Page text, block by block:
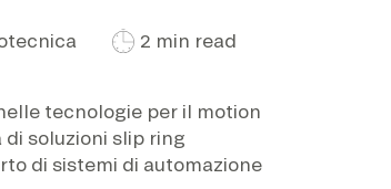
2 min read
tecnologie per il motion
soluzioni slip ring
di sistemi di automazione